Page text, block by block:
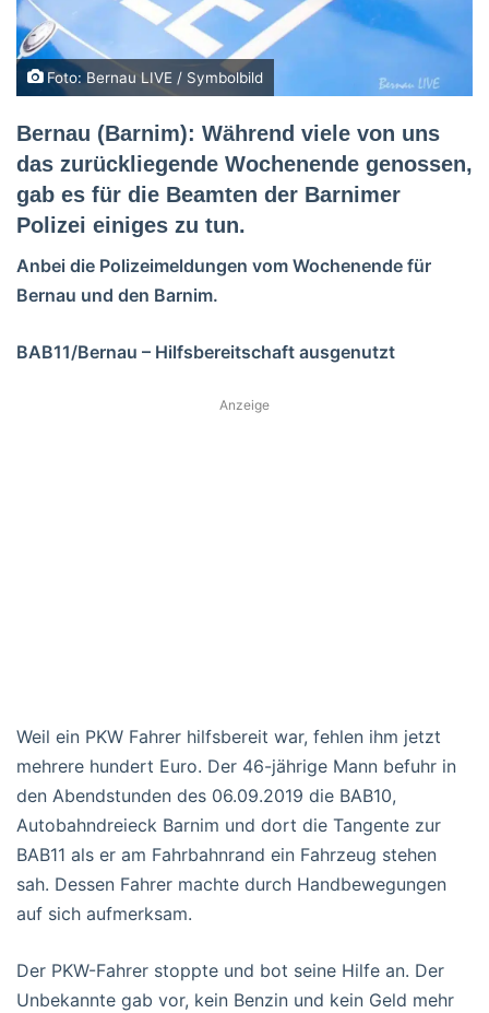
Foto: Bernau LIVE / Symbolbild
Bernau (Barnim): Während viele von uns
das zurückliegende Wochenende genossen,
gab es für die Beamten der Barnimer
Polizei einiges zu tun.
Anbei die Polizeimeldungen vom Wochenende für
Bernau und den Barnim.
BAB11/Bernau – Hilfsbereitschaft ausgenutzt
Anzeige
Weil ein PKW Fahrer hilfsbereit war, fehlen ihm jetzt
mehrere hundert Euro. Der 46-jährige Mann befuhr in
den Abendstunden des 06.09.2019 die BAB10,
Autobahndreieck Barnim und dort die Tangente zur
BAB11 als er am Fahrbahnrand ein Fahrzeug stehen
sah. Dessen Fahrer machte durch Handbewegungen
auf sich aufmerksam.
Der PKW-Fahrer stoppte und bot seine Hilfe an. Der
Unbekannte gab vor, kein Benzin und kein Geld mehr